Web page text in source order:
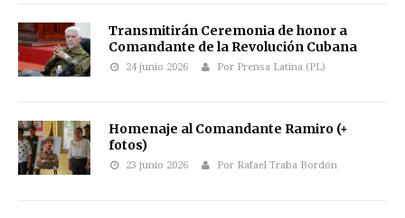
Transmitirán Ceremonia de honor a
Comandante de la Revolución Cubana
24 junio 2026 Por Prensa Latina (PL)
Homenaje al Comandante Ramiro (+
fotos)
23 junio 2026 Por Rafael Traba Bordón